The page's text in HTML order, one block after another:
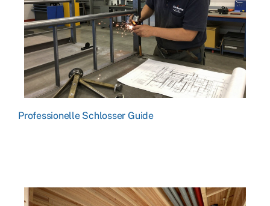
Professionelle Schlosser Guide